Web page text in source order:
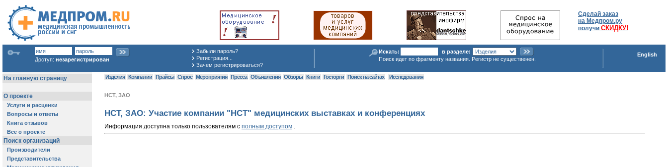
Сделай заказ
на Медпром.ру
получи СКИДКУ!
Доступ: незарегистрирован
Забыли пароль?
Регистрация...
Зачем регистрироваться?
Искать:
в разделе:
Поиск идет по фрагменту названия. Регистр не существенен.
English
Изделия Компании Прайсы Спрос Мероприятия Пресса Объявления Обзоры Книги Госторги Поиск на сайтах Исследования
НСТ, ЗАО
НСТ, ЗАО: Участие компании "НСТ" медицинских выставках и конференциях
Информация доступна только пользователям с полным доступом .